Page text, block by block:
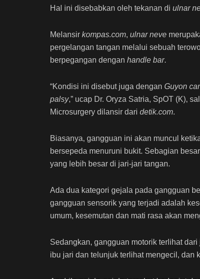
Hal ini disebabkan oleh tekanan di ulnar
Melansir kompas.com, ulnar neve
pergelangan tangan melalui sebuah
berpegangan dengan handle bar.
“Kondisi ini disebut juga dengan Guyon
palsy,” ucap Dr. Oryza Satria, SpOT (K),
Microsurgery dilansir dari detik.com.
Biasanya, gangguan ini akan muncul
bersepeda menuruni bukit. Sebagian
yang lebih besar di jari-jari tangan.
Ada dua kategori gejala pada gangguan
gangguan sensorik yang terjadi adalah
umum, kesemutan dan mati rasa akan
Sedangkan, gangguan motorik terlihat
ibu jari dan telunjuk terlihat mengecil, dan